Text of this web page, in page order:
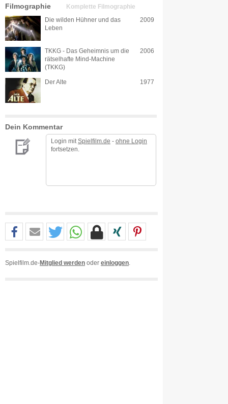
Filmographie Komplette Filmographie
Die wilden Hühner und das
Leben
2009
TKKG - Das Geheimnis um die
rätselhafte Mind-Machine
(TKKG)
2006
Der Alte 1977
Dein Kommentar
Login mit Spielfilm.de - ohne Login
fortsetzen.
Spielfilm.de-Mitglied werden oder einloggen